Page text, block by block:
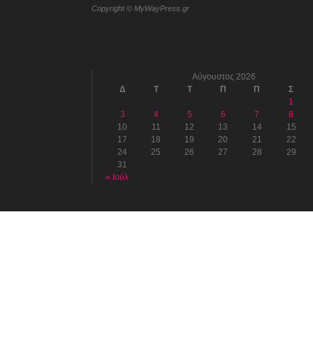
Copyright © MyWayPress.gr
Αύγουστος 2026
Δ
Τ Τ Π Π
Σ
1
3
4 5 6 7
8
10
11 12 13 14
15
17
18 19 20 21
22
24
25 26 27 28
29
31
« Ιούλ